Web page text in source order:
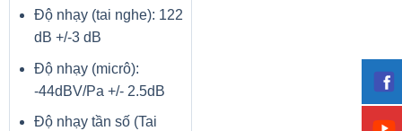
Độ nhạy (tai nghe): 122
dB +/-3 dB
Độ nhạy (micrô):
-44dBV/Pa +/- 2.5dB
Độ nhạy tần số (Tai